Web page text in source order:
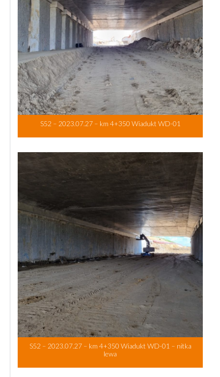
S52 – 2023.07.27 – km 4+350 Wiadukt WD-01
S52 – 2023.07.27 – km 4+350 Wiadukt WD-01 – nitka
lewa